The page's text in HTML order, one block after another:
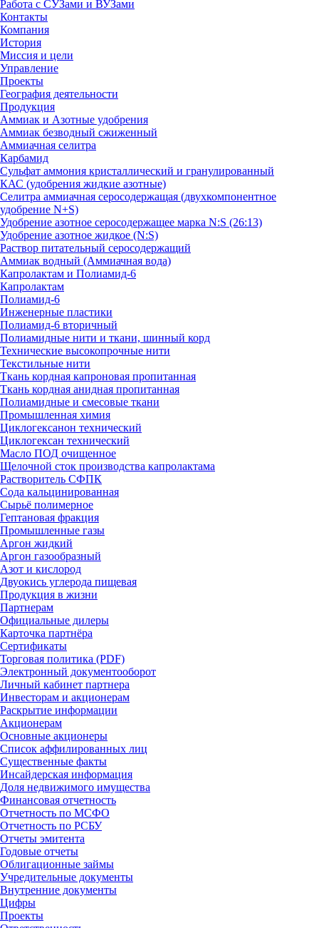
Работа с СУЗами и ВУЗами
Контакты
Компания
История
Миссия и цели
Управление
Проекты
География деятельности
Продукция
Аммиак и Азотные удобрения
Аммиак безводный сжиженный
Аммиачная селитра
Карбамид
Сульфат аммония кристаллический и гранулированный
КАС (удобрения жидкие азотные)
Селитра аммиачная серосодержащая (двухкомпонентное
удобрение N+S)
Удобрение азотное серосодержащее марка N:S (26:13)
Удобрение азотное жидкое (N:S)
Раствор питательный серосодержащий
Аммиак водный (Аммиачная вода)
Капролактам и Полиамид-6
Капролактам
Полиамид-6
Инженерные пластики
Полиамид-6 вторичный
Полиамидные нити и ткани, шинный корд
Технические высокопрочные нити
Текстильные нити
Ткань кордная капроновая пропитанная
Ткань кордная анидная пропитанная
Полиамидные и смесовые ткани
Промышленная химия
Циклогексанон технический
Циклогексан технический
Масло ПОД очищенное
Щелочной сток производства капролактама
Растворитель СФПК
Сода кальцинированная
Сырьё полимерное
Гептановая фракция
Промышленные газы
Аргон жидкий
Аргон газообразный
Азот и кислород
Двуокись углерода пищевая
Продукция в жизни
Партнерам
Официальные дилеры
Карточка партнёра
Сертификаты
Торговая политика (PDF)
Электронный документооборот
Личный кабинет партнера
Инвесторам и акционерам
Раскрытие информации
Акционерам
Основные акционеры
Список аффилированных лиц
Существенные факты
Инсайдерская информация
Доля недвижимого имущества
Финансовая отчетность
Отчетность по МСФО
Отчетность по РСБУ
Отчеты эмитента
Годовые отчеты
Облигационные займы
Учредительные документы
Внутренние документы
Цифры
Проекты